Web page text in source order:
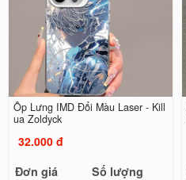
Ốp Lưng IMD Đổi Màu Laser - Kill
ua Zoldyck
32.000 đ
Đơn giá
Số lượng